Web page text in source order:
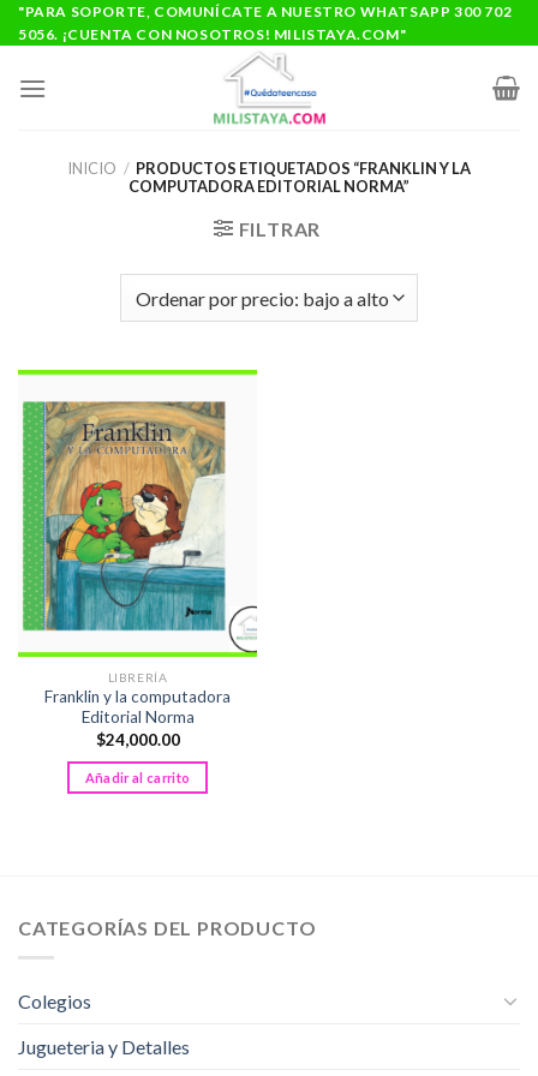
Saltar
al
"PARA SOPORTE, COMUNÍCATE A NUESTRO WHATSAPP 300 702
5056. ¡CUENTA CON NOSOTROS! MILISTAYA.COM"
INICIO / PRODUCTOS ETIQUETADOS “FRANKLIN Y LA
COMPUTADORA EDITORIAL NORMA”
FILTRAR
LIBRERÍA
Franklin y la computadora
Editorial Norma
$24,000.00
Añadir al carrito
CATEGORÍAS DEL PRODUCTO
Colegios
Jugueteria y Detalles